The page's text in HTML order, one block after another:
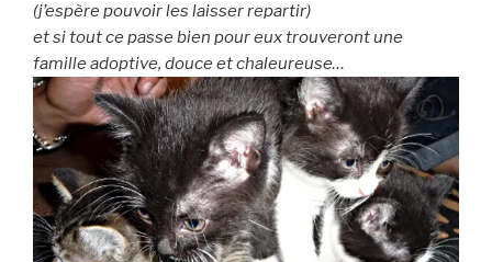
(j’espère pouvoir les laisser repartir)
et si tout ce passe bien pour eux trouveront une
famille adoptive, douce et chaleureuse…